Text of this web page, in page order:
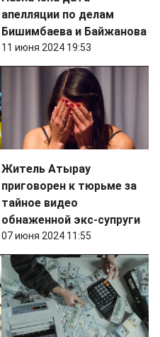
апелляции по делам
Бишимбаева и Байжанова
11 июня 2024 19:53
Житель Атырау
приговорен к тюрьме за
тайное видео
обнаженной экс-супруги
07 июня 2024 11:55